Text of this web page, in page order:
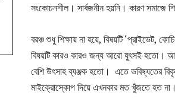
সংকোচনশীল। সার্বজনীন হয়নি। কারণ সমাজে
বরঞ্চ শুধু শিক্ষায় না হয়ে, বিষয়টি ‘প্রাইভেট,
বিষয়টি কারও কারও জন্য আরো যুৎসই হতো।
বেশি উৎসাহ ব্যঞ্জক হতো। এতে ভবিষ্যতের
মাইক্রোস্কোপ দিয়ে এখনকার মত খুঁজতে হত না।